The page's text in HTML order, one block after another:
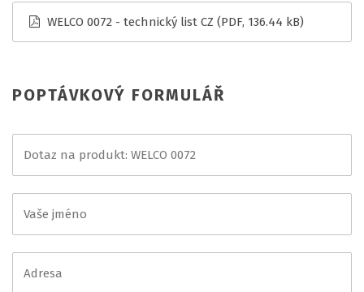
WELCO 0072 - technický list CZ (PDF, 136.44 kB)
POPTÁVKOVÝ FORMULÁŘ